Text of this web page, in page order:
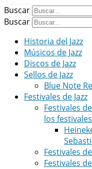
Buscar
Buscar
Historia del Jazz
Músicos de Jazz
Discos de Jazz
Sellos de Jazz
Blue Note
Festivales de Jazz
Festivales
los
Festivales
Festivales